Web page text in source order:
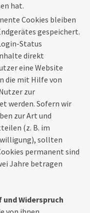
hat.
Cookies bleiben
gespeichert.
Status
direkt
eine Website
die mit Hilfe von
zur
werden. Sofern wir
zur Art und
(z. B. im
sollten
permanent sind
Jahre betragen
Widerspruch